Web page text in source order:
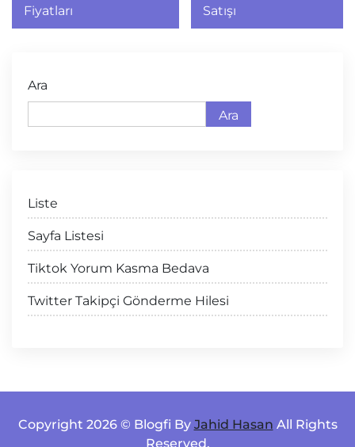
Fiyatları
Satışı
Ara
Ara
Liste
Sayfa Listesi
Tiktok Yorum Kasma Bedava
Twitter Takipçi Gönderme Hilesi
Copyright 2026 © Blogfi By Jahid Hasan All Rights
Reserved.